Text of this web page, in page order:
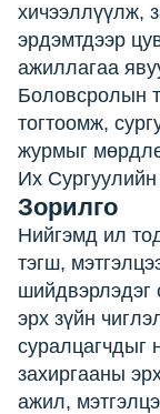
хичээллүүлж,
эрдэмтдээр
ажиллагаа
Боловсролын
тогтоомж,
журмыг
Их
Зорилго
Нийгэмд ил
тэгш,
шийдвэрлэдэг
эрх зүйн
суралцагчдыг
захиргааны
ажил,